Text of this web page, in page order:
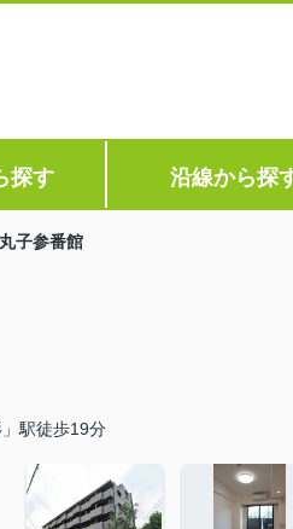
探す 沿線から探
子参番館
駅徒歩19分